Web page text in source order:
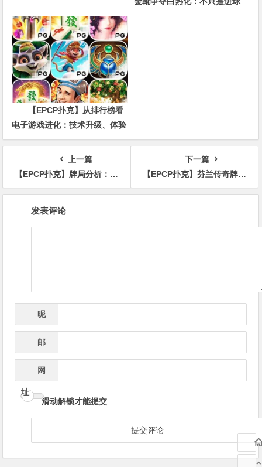
【EPCP扑克】从排行榜看
电子游戏进化：技术升级、体验
创新与未来趋势
上一篇
【EPCP扑克】牌局分析：4bet底池，顶两对河牌打多大？
下一篇
【EPCP扑克】芬兰传奇牌手Patrik Antonius入选2024扑克名人堂
发表评论
昵
邮
网
址
滑动解锁才能提交